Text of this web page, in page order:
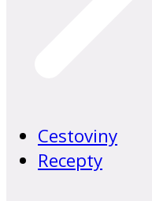
Cestoviny
Recepty